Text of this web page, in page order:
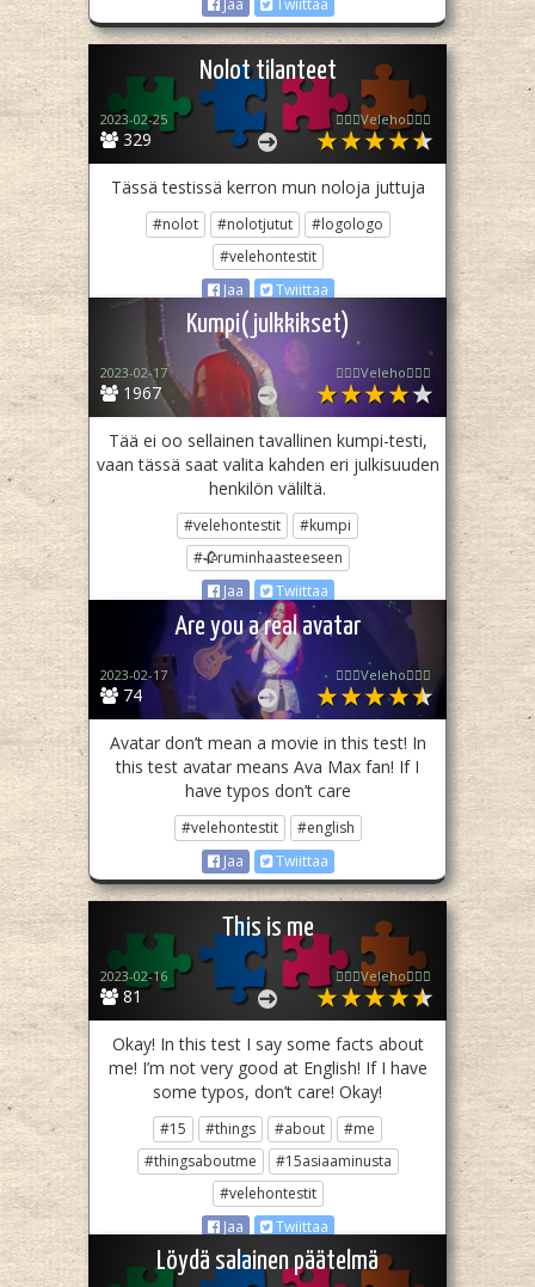
Nolot tilanteet
329
2023-02-25 🧙🏻‍♀️Veleho🧙🏻‍♀️
Tässä testissä kerron mun noloja juttuja
#nolot #nolotjutut
#logologo
#velehontestit
Jaa
Twiittaa
Kumpi(julkkikset)
1967
2023-02-17 🧙🏻‍♀️Veleho🧙🏻‍♀️
Tää ei oo sellainen tavallinen kumpi-testi,
vaan tässä saat valita kahden eri julkisuuden
henkilön väliltä.
#velehontestit
#kumpi
#🥀ruminhaasteeseen
Jaa
Twiittaa
Are you a real avatar
74
2023-02-17 🧙🏻‍♀️Veleho🧙🏻‍♀️
Avatar don’t mean a movie in this test! In
this test avatar means Ava Max fan! If I
have typos don’t care
#velehontestit
#english
Jaa
Twiittaa
This is me
81
2023-02-16 🧙🏻‍♀️Veleho🧙🏻‍♀️
Okay! In this test I say some facts about
me! I’m not very good at English! If I have
some typos, don’t care! Okay!
#15 #things #about
#me
#thingsaboutme
#15asiaaminusta
#velehontestit
Jaa
Twiittaa
Löydä salainen päätelmä